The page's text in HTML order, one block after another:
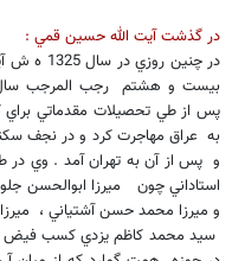
در گذشت آيت الله حسين قمي :
در چنين
پس از طي تحصيلات مقدماتي
به عراق مهاجرت كرد و در نجف
و پس از آن به تهران آمد . وي
استاداني چون ‌ ميرزا ابوالحسن
و ميرزا محمد حسن آشتياني ،
سيد محمد كاظم يزدي كسب فيض